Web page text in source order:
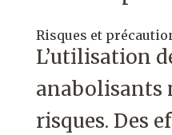
Risques et
L’utilisation
anabolisants
risques. Des